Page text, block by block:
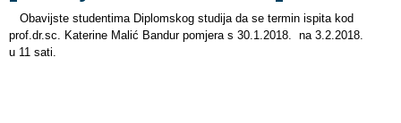
Obavijste studentima Diplomskog studija da se termin ispita kod
prof.dr.sc. Katerine Malić Bandur pomjera s 30.1.2018. na 3.2.2018.
u 11 sati.